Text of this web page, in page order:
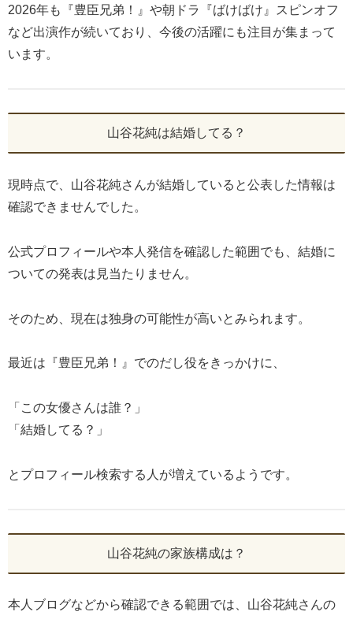
2026年も『豊臣兄弟！』や朝ドラ『ばけばけ』スピンオフ
など出演作が続いており、今後の活躍にも注目が集まって
います。
山谷花純は結婚してる？
現時点で、山谷花純さんが結婚していると公表した情報は
確認できませんでした。
公式プロフィールや本人発信を確認した範囲でも、結婚に
ついての発表は見当たりません。
そのため、現在は独身の可能性が高いとみられます。
最近は『豊臣兄弟！』でのだし役をきっかけに、
「この女優さんは誰？」
「結婚してる？」
とプロフィール検索する人が増えているようです。
山谷花純の家族構成は？
本人ブログなどから確認できる範囲では、山谷花純さんの